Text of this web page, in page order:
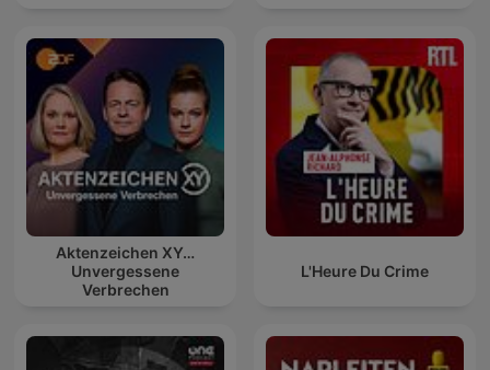
Aktenzeichen XY…
Unvergessene
Verbrechen
L'Heure Du Crime